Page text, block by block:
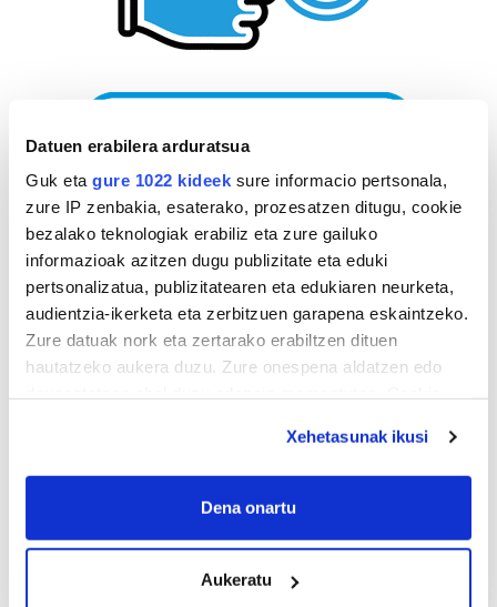
Datuen erabilera arduratsua
Guk eta gure 1022 kideek sure informacio pertsonala,
zure IP zenbakia, esaterako, prozesatzen ditugu, cookie
bezalako teknologiak erabiliz eta zure gailuko
informazioak azitzen dugu publizitate eta eduki
pertsonalizatua, publizitatearen eta edukiaren neurketa,
audientzia-ikerketa eta zerbitzuen garapena eskaintzeko.
Zure datuak nork eta zertarako erabiltzen dituen
hautatzeko aukera duzu. Zure onespena aldatzen edo
If you allow, we would also like to:
Collect information about your geographical
Identify your device by actively scanning it for
Xehetasunak ikusi
Dena onartu
Aukeratu
AGENDA
Abuztua 2026
AZ.